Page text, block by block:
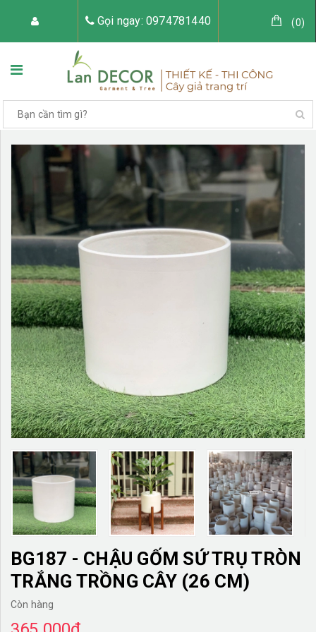
Gọi ngay: 0974781440 (0)
TRANG CHỦ VỀ LAN DECOR
CÂY GIẢ TRANG TRÍ TIỂU CẢNH CÂY GIẢ
TƯỜNG CÂY GIẢ KHĂN TRẢI BÀN
TƯ VẤN LIÊN HỆ
BG187 - CHẬU GỐM SỨ TRỤ TRÒN
TRẮNG TRỒNG CÂY (26 CM)
Còn hàng